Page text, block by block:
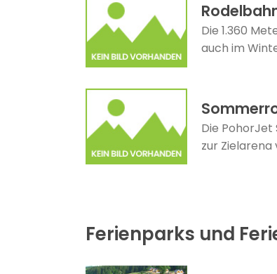
Die 1.360
auch im
Die
zur Zielarena
Ferienparks und